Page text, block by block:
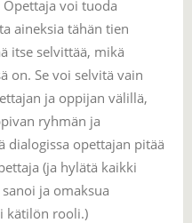
voi tuoda
aineksia tähän tien
itse selvittää, mikä
on. Se voi selvitä vain
ja oppijan välillä,
ryhmän ja
dialogissa opettajan pitää
(ja hylätä kaikki
ja omaksua
kätilön rooli.)